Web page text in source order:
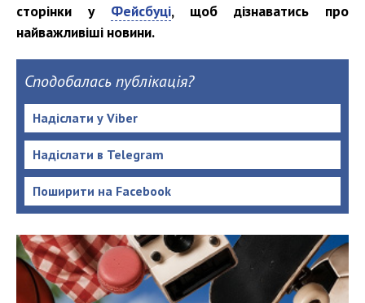
сторінки у Фейсбуці, щоб дізнаватись про
найважливіші новини.
Сподобалась публікація?
Надіслати у Viber
Надіслати в Telegram
Поширити на Facebook